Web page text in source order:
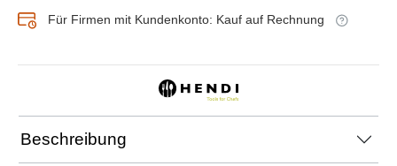
Für Firmen mit Kundenkonto: Kauf auf Rechnung
Beschreibung